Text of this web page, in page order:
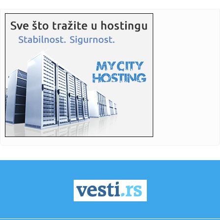
08:15: Deseta Velikogradištanska Gitarijada: Jubilej u znaku
rokenrola
08:14:
snabdevanje...
08:14:Prvo skoči, pa reci Hetafe
08:12:Istorijska odluka u Americi: Ova država sada dozvoljava
pacijent...
08:09:Предавање “Српска црква у ...
Ako utišavate radio dok parkirate, postoji veoma dobar